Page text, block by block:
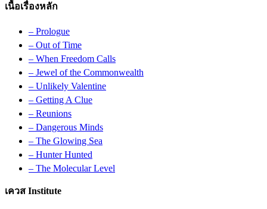
เนื้อเรื่องหลัก
– Prologue
– Out of Time
– When Freedom Calls
– Jewel of the Commonwealth
– Unlikely Valentine
– Getting A Clue
– Reunions
– Dangerous Minds
– The Glowing Sea
– Hunter Hunted
– The Molecular Level
เควส Institute